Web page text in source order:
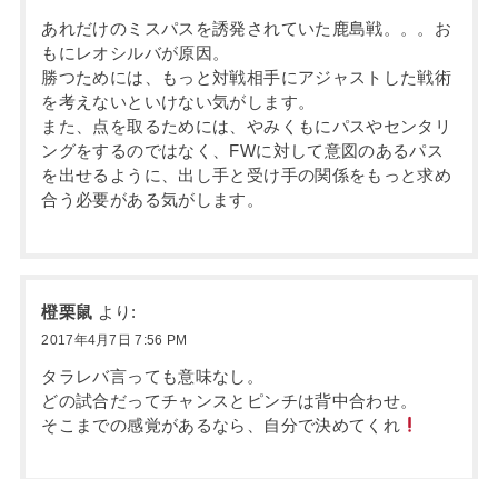
あれだけのミスパスを誘発されていた鹿島戦。。。お
もにレオシルバが原因。
勝つためには、もっと対戦相手にアジャストした戦術
を考えないといけない気がします。
また、点を取るためには、やみくもにパスやセンタリ
ングをするのではなく、FWに対して意図のあるパス
を出せるように、出し手と受け手の関係をもっと求め
合う必要がある気がします。
橙栗鼠 より:
2017年4月7日 7:56 PM
タラレバ言っても意味なし。
どの試合だってチャンスとピンチは背中合わせ。
そこまでの感覚があるなら、自分で決めてくれ